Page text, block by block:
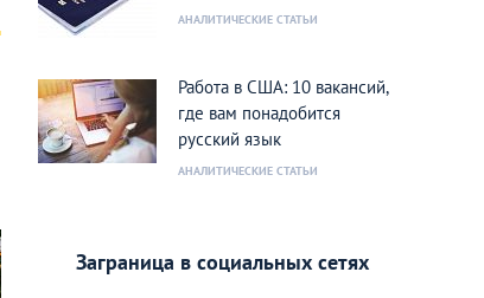
АНАЛИТИЧЕСКИЕ СТАТЬИ
Работа в США: 10 вакансий,
где вам понадобится
русский язык
АНАЛИТИЧЕСКИЕ СТАТЬИ
Заграница в социальных сетях